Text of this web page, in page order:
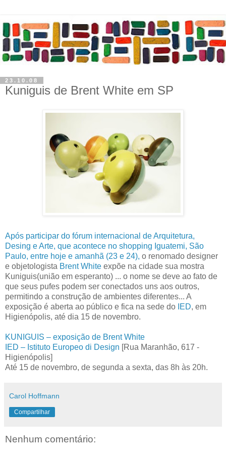
23.10.08
Kuniguis de Brent White em SP
Após participar do fórum internacional de Arquitetura,
Desing e Arte, que acontece no shopping Iguatemi, São
Paulo, entre hoje e amanhã (23 e 24), o renomado designer
e objetologista Brent White expõe na cidade sua mostra
Kuniguis(união em esperanto) ... o nome se deve ao fato de
que seus pufes podem ser conectados uns aos outros,
permitindo a construção de ambientes diferentes... A
exposição é aberta ao público e fica na sede do IED, em
Higienópolis, até dia 15 de novembro.
KUNIGUIS – exposição de Brent White
IED – Istituto Europeo di Design [Rua Maranhão, 617 -
Higienópolis]
Até 15 de novembro, de segunda a sexta, das 8h às 20h.
Carol Hoffmann
Compartilhar
Nenhum comentário: